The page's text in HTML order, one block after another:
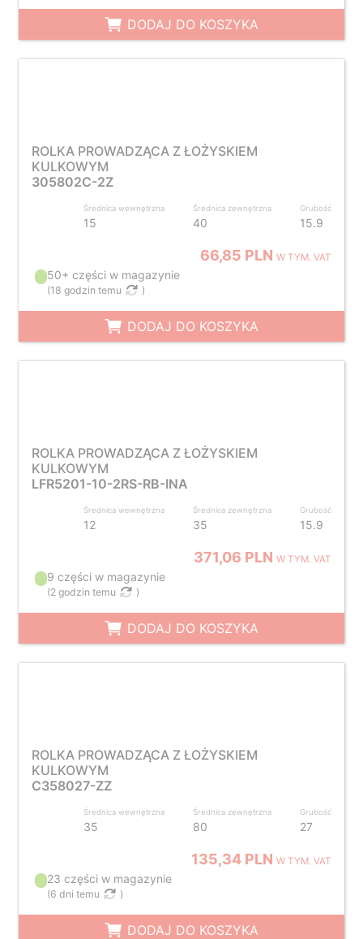
DODAJ DO KOSZYKA
ROLKA PROWADZĄCA Z ŁOŻYSKIEM
KULKOWYM
305802C-2Z
Średnica wewnętrzna
15
Średnica zewnętrzna
40
Grubość
15.9
66,85 PLNW TYM. VAT
50+ części w magazynie
(18 godzin temu )
DODAJ DO KOSZYKA
ROLKA PROWADZĄCA Z ŁOŻYSKIEM
KULKOWYM
LFR5201-10-2RS-RB-INA
Średnica wewnętrzna
12
Średnica zewnętrzna
35
Grubość
15.9
371,06 PLNW TYM. VAT
9 części w magazynie
(2 godzin temu )
DODAJ DO KOSZYKA
ROLKA PROWADZĄCA Z ŁOŻYSKIEM
KULKOWYM
C358027-ZZ
Średnica wewnętrzna
35
Średnica zewnętrzna
80
Grubość
27
135,34 PLNW TYM. VAT
23 części w magazynie
(6 dni temu )
DODAJ DO KOSZYKA